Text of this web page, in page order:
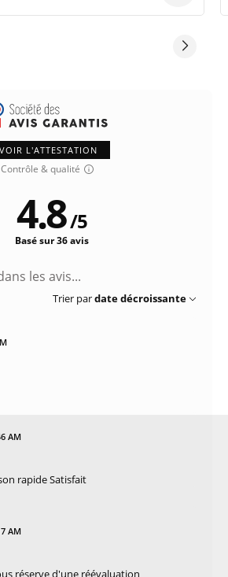
VOIR L'ATTESTATION
Contrôle & qualité
4.8/5
Basé sur 36 avis
Trier pardate décroissante
AM
rapide Satisfait
AM
réserve d'une réévaluation